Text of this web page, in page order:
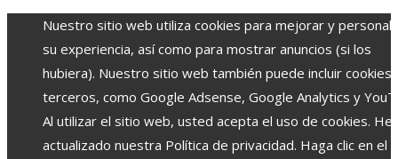
Nuestro sitio web utiliza cookies para mejorar y
su experiencia, así como para mostrar anuncios (si los
hubiera). Nuestro sitio web también puede incluir cookies
terceros, como Google Adsense, Google Analytics y
Al utilizar el sitio web, usted acepta el uso de cookies.
actualizado nuestra Política de privacidad. Haga clic en el